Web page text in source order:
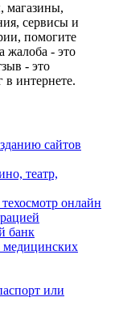
магазины,
сервисы и
помогите
жалоба - это
- это
в интернете.
сайтов
театр,
онлайн
банк
или